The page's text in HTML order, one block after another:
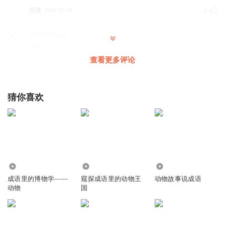
回复
查看更多评论
猜你喜欢
成语里的博物学——
动物
窥探成语里的动物王
国
动物故事说成语